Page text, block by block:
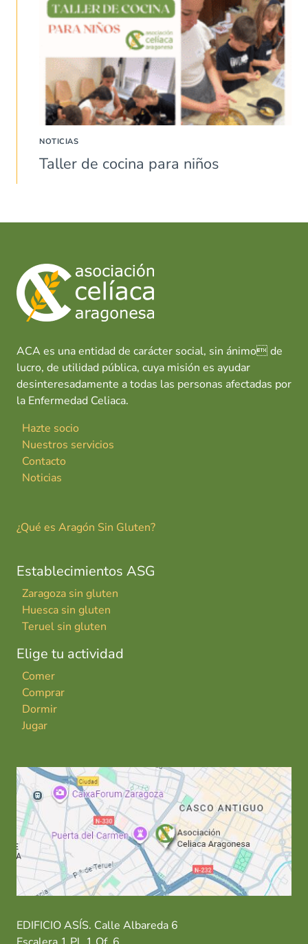
NOTICIAS
Taller de cocina para niños
ACA es una entidad de carácter social, sin ánimo de
lucro, de utilidad pública, cuya misión es ayudar
desinteresadamente a todas las personas afectadas por
la Enfermedad Celiaca.
Hazte socio
Nuestros servicios
Contacto
Noticias
¿Qué es Aragón Sin Gluten?
Establecimientos ASG
Zaragoza sin gluten
Huesca sin gluten
Teruel sin gluten
Elige tu actividad
Comer
Comprar
Dormir
Jugar
EDIFICIO ASÍS. Calle Albareda 6